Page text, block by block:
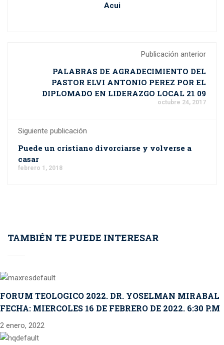
Acui
Publicación anterior
PALABRAS DE AGRADECIMIENTO DEL
PASTOR ELVI ANTONIO PEREZ POR EL
DIPLOMADO EN LIDERAZGO LOCAL 21 09
octubre 24, 2017
Siguiente publicación
Puede un cristiano divorciarse y volverse a
casar
febrero 1, 2018
TAMBIÉN TE PUEDE INTERESAR
FORUM TEOLOGICO 2022. DR. YOSELMAN MIRABAL
FECHA: MIERCOLES 16 DE FEBRERO DE 2022. 6:30 P.M
2 enero, 2022